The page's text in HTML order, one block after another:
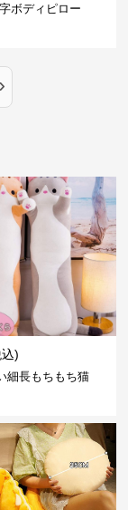
ボディピロー
›
)
細長もちもち猫